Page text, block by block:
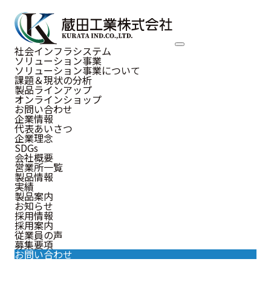
社会インフラシステム
ソリューション事業
ソリューション事業について
課題＆現状の分析
製品ラインアップ
オンラインショップ
お問い合わせ
企業情報
代表あいさつ
企業理念
SDGs
会社概要
営業所一覧
製品情報
実績
製品案内
お知らせ
採用情報
採用案内
従業員の声
募集要項
お問い合わせ
NEWS
お知らせ
2026年
2023年
2022年